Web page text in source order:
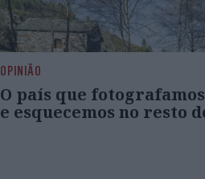
OPINIÃO
O país que
e esquecemos no resto